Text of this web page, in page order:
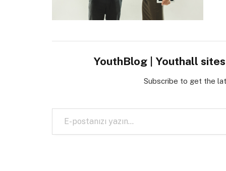
YouthBlog | Youthall
Subscribe to get the
E-postanızı yazın…